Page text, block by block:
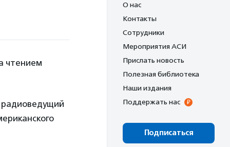
чтением
радиоведущий
О нас
Контакты
Сотрудники
Мероприятия АСИ
Прислать новость
Полезная библиотека
Наши издания
Поддержать нас
Подписаться